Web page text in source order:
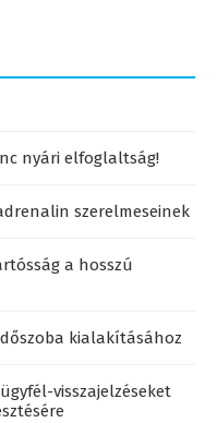
nyári elfoglaltság!
szerelmeseinek
a hosszú
kialakításához
visszajelzéseket